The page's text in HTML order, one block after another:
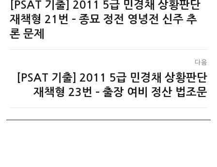
탐
색
이
전
글:
[PSAT 기출] 2011 5급 민경채 상황판단
재책형 21번 – 종묘 정전 영녕전 신주 추
론 문제
다음
[PSAT 기출] 2011 5급 민경채 상황판단
재책형 23번 – 출장 여비 정산 법조문